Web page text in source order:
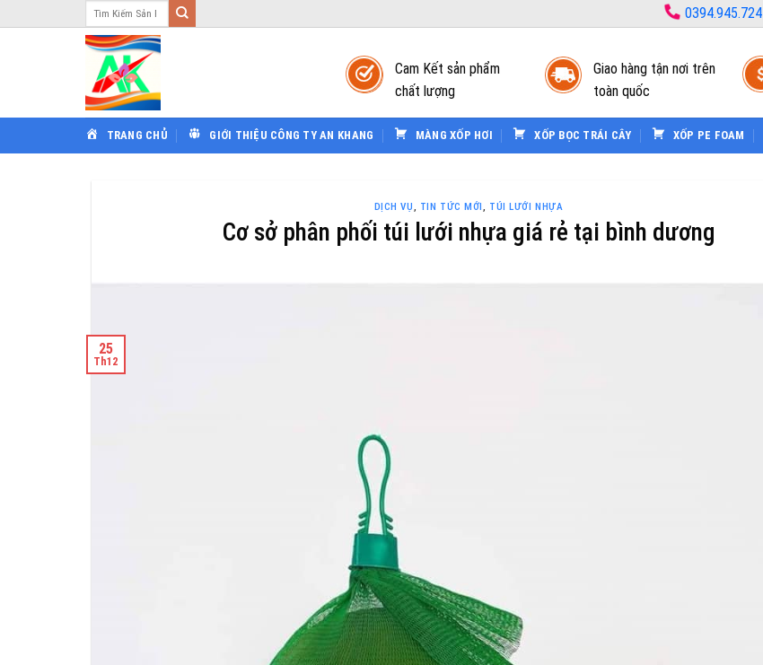
qua
0394.945.724
Cam Kết sản phẩm
chất lượng
Giao hàng tận nơi trên
toàn quốc
TRANG CHỦ GIỚI THIỆU CÔNG TY AN KHANG MÀNG XỐP HƠI XỐP BỌC TRÁI CÂY XỐP PE FOAM
DỊCH VỤ, TIN TỨC MỚI, TÚI LƯỚI NHỰA
Cơ sở phân phối túi lưới nhựa giá rẻ tại bình dương
25
Th12